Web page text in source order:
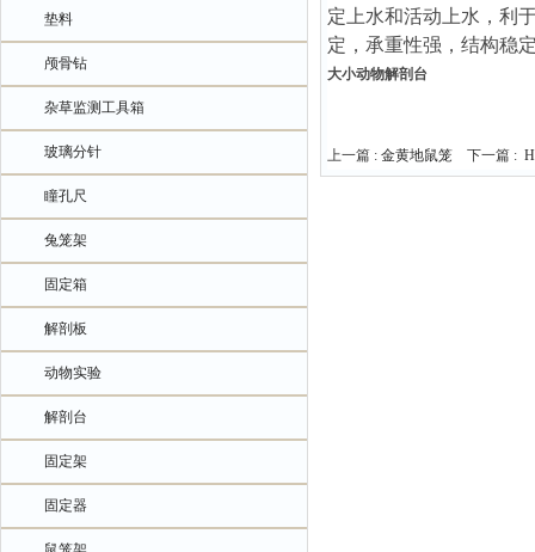
垫料
颅骨钻
杂草监测工具箱
玻璃分针
瞳孔尺
兔笼架
固定箱
解剖板
动物实验
解剖台
固定架
固定器
定上水和活动上水，利
定，承重性强，结构稳
大小动物解剖台
上一篇 : 金黄地鼠笼 下一篇 :